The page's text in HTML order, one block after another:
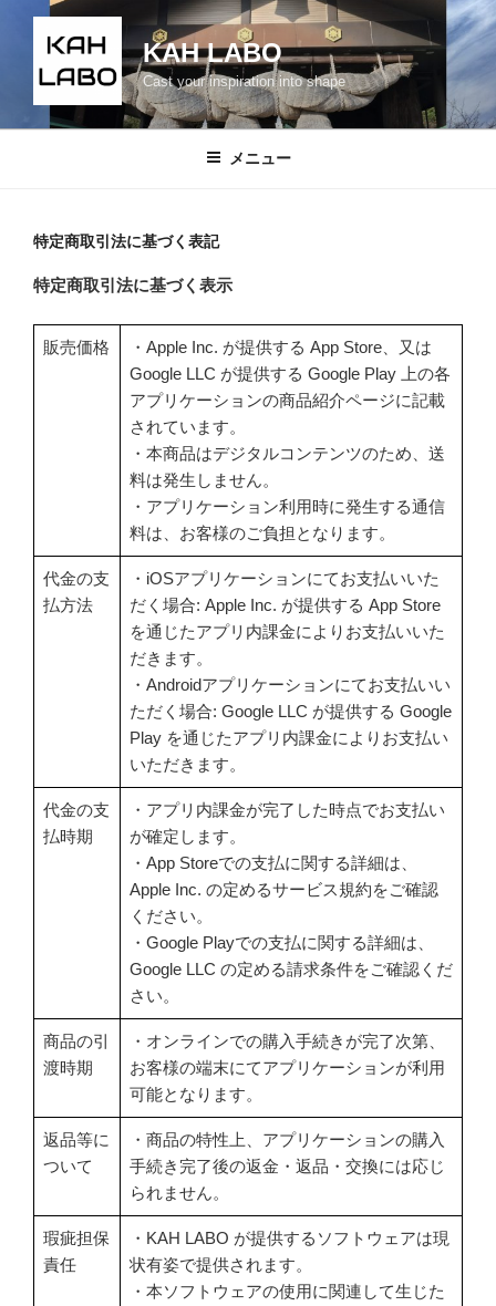
KAH LABO
Cast your inspiration into shape
メニュー
特定商取引法に基づく表記
特定商取引法に基づく表示
販売価格
・Apple Inc. が提供する App Store、又は
Google LLC が提供する Google Play 上の各
アプリケーションの商品紹介ページに記載
されています。
・本商品はデジタルコンテンツのため、送
料は発生しません。
・アプリケーション利用時に発生する通信
料は、お客様のご負担となります。
代金の支
払方法
・iOSアプリケーションにてお支払いいた
だく場合: Apple Inc. が提供する App Store
を通じたアプリ内課金によりお支払いいた
だきます。
・Androidアプリケーションにてお支払いい
ただく場合: Google LLC が提供する Google
Play を通じたアプリ内課金によりお支払い
いただきます。
代金の支
払時期
・アプリ内課金が完了した時点でお支払い
が確定します。
・App Storeでの支払に関する詳細は、
Apple Inc. の定めるサービス規約をご確認
ください。
・Google Playでの支払に関する詳細は、
Google LLC の定める請求条件をご確認くだ
さい。
商品の引
渡時期
・オンラインでの購入手続きが完了次第、
お客様の端末にてアプリケーションが利用
可能となります。
返品等に
ついて
・商品の特性上、アプリケーションの購入
手続き完了後の返金・返品・交換には応じ
られません。
瑕疵担保
責任
・KAH LABO が提供するソフトウェアは現
状有姿で提供されます。
・本ソフトウェアの使用に関連して生じた